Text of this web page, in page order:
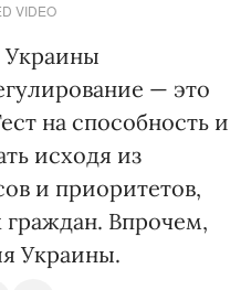
VIDEO
— это
на способность и
исходя из
и приоритетов,
граждан. Впрочем,
Украины.